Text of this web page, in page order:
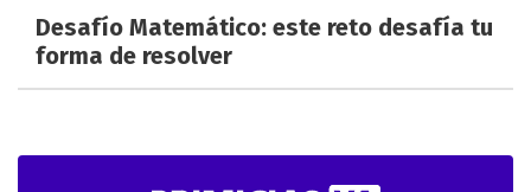
Desafío Matemático: este reto desafía tu
forma de resolver